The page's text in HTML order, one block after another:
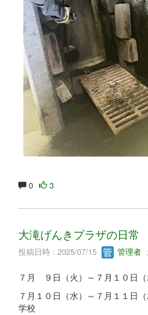
0 3
大滝げんきプラザの日常
投稿日時 : 2025/07/15 管理者
７月 ９日（火）～７月１０日
７月１０日（水）～７月１１日
学校